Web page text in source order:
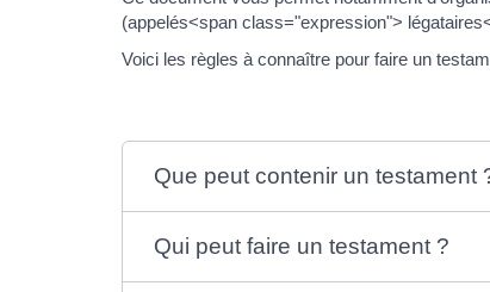
(appelés<span class="expression">
Voici les règles à connaître pour faire un
Que peut contenir un testament
Qui peut faire un testament ?